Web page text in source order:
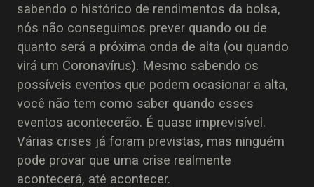
sabendo o histórico de rendimentos da bolsa,
nós não conseguimos prever quando ou de
quanto será a próxima onda de alta (ou quando
virá um Coronavírus). Mesmo sabendo os
possíveis eventos que podem ocasionar a alta,
você não tem como saber quando esses
eventos acontecerão. É quase imprevisível.
Várias crises já foram previstas, mas ninguém
pode provar que uma crise realmente
acontecerá, até acontecer.